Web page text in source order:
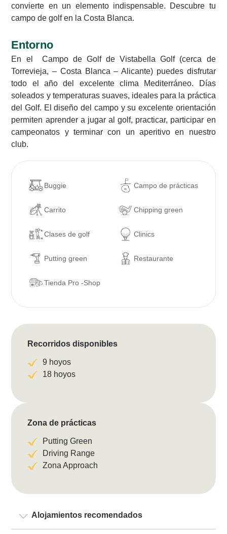
convierte en un elemento indispensable. Descubre tu
campo de golf en la Costa Blanca.
Entorno
En el Campo de Golf de Vistabella Golf (cerca de
Torrevieja, – Costa Blanca – Alicante) puedes disfrutar
todo el año del excelente clima Mediterráneo. Días
soleados y temperaturas suaves, ideales para la práctica
del Golf. El diseño del campo y su excelente orientación
permiten aprender a jugar al golf, practicar, participar en
campeonatos y terminar con un aperitivo en nuestro
club.
Buggie Campo de prácticas
Carrito Chipping green
Clases de golf Clinics
Putting green Restaurante
Tienda Pro -Shop
Recorridos disponibles
9 hoyos
18 hoyos
Zona de prácticas
Putting Green
Driving Range
Zona Approach
Alojamientos recomendados